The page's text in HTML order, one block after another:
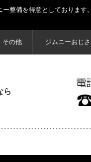
整備を得意としておりま
その他 ジムニーおじ
ら